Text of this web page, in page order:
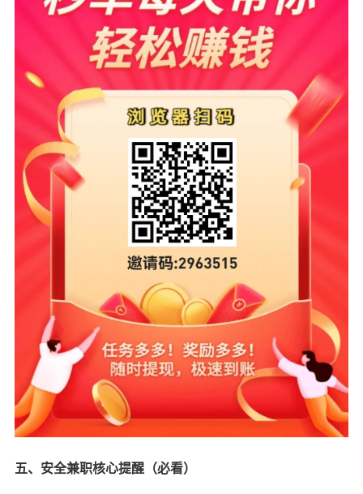
五、安全兼职核心提醒（必看）